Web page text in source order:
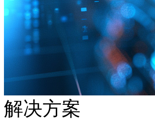
解决方案